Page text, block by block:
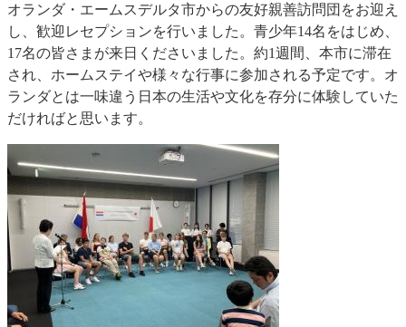
オランダ・エームスデルタ市からの友好親善訪問団をお迎え
し、歓迎レセプションを行いました。青少年14名をはじめ、
17名の皆さまが来日くださいました。約1週間、本市に滞在
され、ホームステイや様々な行事に参加される予定です。オ
ランダとは一味違う日本の生活や文化を存分に体験していた
だければと思います。